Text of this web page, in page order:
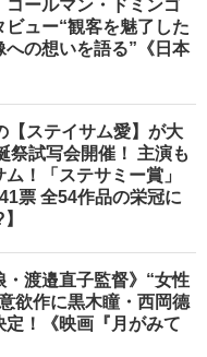
コールマン・ドミンゴ
ュー“観客を魅了した
の想いを語る”《日本
【ステイサム愛】が大
祭試写会開催！ 主演も
！「ステサミー賞」
票 全54作品の栄冠に
・渡邉直子監督》“女性
欲作に黒木瞳・西岡德
！《映画『月がみて